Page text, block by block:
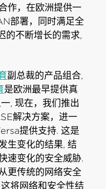
作，在欧洲提供一
部署，同时满足全
的不断增长的需求,
副总裁的产品组合,
是欧洲最早提供真
, 现在，我们推出
解决方案，进一
提供支持. 这是
生变化的结果, 结
速变化的安全威胁.
更传统的网络安全
将网络和安全性结